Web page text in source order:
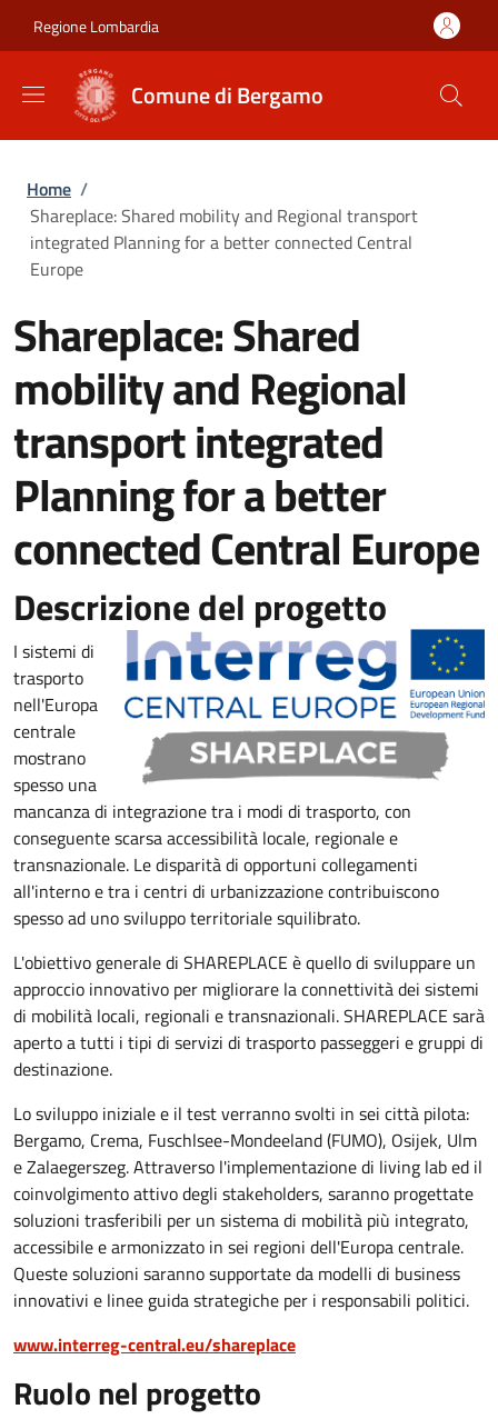
Regione Lombardia
Comune di Bergamo
Briciole di pane
Home /
Shareplace: Shared mobility and Regional transport
integrated Planning for a better connected Central
Europe
Shareplace: Shared
mobility and Regional
transport integrated
Planning for a better
connected Central Europe
Descrizione del progetto
I sistemi di
trasporto
nell'Europa
centrale
mostrano
spesso una
mancanza di integrazione tra i modi di trasporto, con
conseguente scarsa accessibilità locale, regionale e
transnazionale. Le disparità di opportuni collegamenti
all'interno e tra i centri di urbanizzazione contribuiscono
spesso ad uno sviluppo territoriale squilibrato.
L'obiettivo generale di SHAREPLACE è quello di sviluppare un
approccio innovativo per migliorare la connettività dei sistemi
di mobilità locali, regionali e transnazionali. SHAREPLACE sarà
aperto a tutti i tipi di servizi di trasporto passeggeri e gruppi di
destinazione.
Lo sviluppo iniziale e il test verranno svolti in sei città pilota:
Bergamo, Crema, Fuschlsee-Mondeeland (FUMO), Osijek, Ulm
e Zalaegerszeg. Attraverso l'implementazione di living lab ed il
coinvolgimento attivo degli stakeholders, saranno progettate
soluzioni trasferibili per un sistema di mobilità più integrato,
accessibile e armonizzato in sei regioni dell'Europa centrale.
Queste soluzioni saranno supportate da modelli di business
innovativi e linee guida strategiche per i responsabili politici.
www.interreg-central.eu/shareplace
Ruolo nel progetto